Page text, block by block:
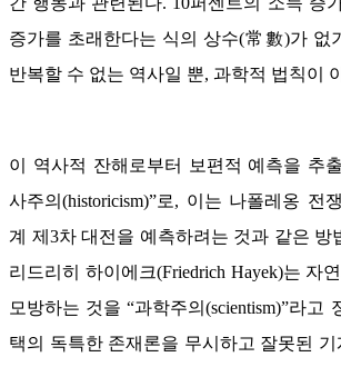
증가를 초래한다는 식의 상수(常數)가 없
반복할 수 없는 역사일 뿐, 과학적 법칙이
이 역사적 잔해로부터 보편적 예측을 추
사주의(historicism)”로, 이는 나폴레옹 전
계 제3차 대전을 예측하려는 것과 같은 방
리드리히 하이에크(Friedrich Hayek)는 자
모방하는 것을 “과학주의(scientism)”라고
택의 독특한 존재론을 무시하고 잘못된